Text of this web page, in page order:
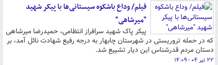
فیلم/ وداع باشکوه سیستانی‌ها با پیکر شهید
"میرشاهی"
پیکر پاک شهید سرافراز انتظامی، حمیدرضا میرشاهی
که در حمله تروریستی در شهرستان چابهار به درجه رفیع شهادت نائل آمد، بر
دستان مردم قدرشناس این دیار تشییع شد.
۲۲ تیر ۰۴ - ۱۴:۰۹